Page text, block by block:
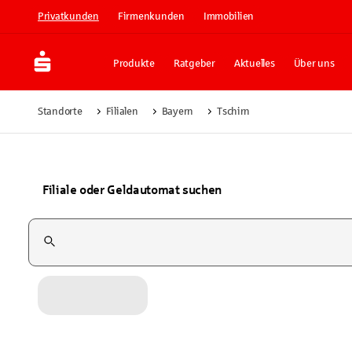
Privatkunden Firmenkunden Immobilien
Produkte Ratgeber Aktuelles Über uns
Standorte Filialen Bayern Tschirn
Filiale oder Geldautomat suchen
Suchfeld